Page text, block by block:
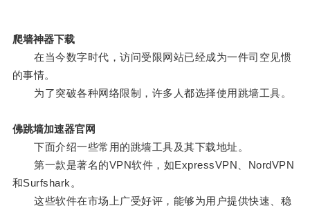
爬墙神器下载
在当今数字时代，访问受限网站已经成为一件司空见惯
的事情。
为了突破各种网络限制，许多人都选择使用跳墙工具。
佛跳墙加速器官网
下面介绍一些常用的跳墙工具及其下载地址。
第一款是著名的VPN软件，如ExpressVPN、NordVPN
和Surfshark。
这些软件在市场上广受好评，能够为用户提供快速、稳